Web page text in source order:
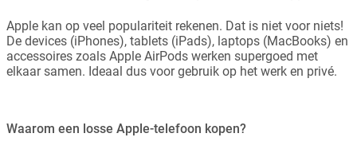
Apple kan op veel populariteit rekenen. Dat is niet voor niets!
De devices (iPhones), tablets (iPads), laptops (MacBooks) en
accessoires zoals Apple AirPods werken supergoed met
elkaar samen. Ideaal dus voor gebruik op het werk en privé.
Waarom een losse Apple-telefoon kopen?